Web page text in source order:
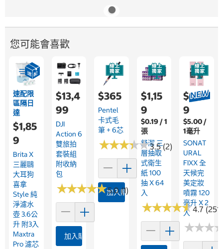
您可能會喜歡
速配限
區隔日
達
$1,85
9
Brita X
三麗鷗
大耳狗
喜拿
Style 純
淨濾水
壺 3.6公
升 附3入
Maxtra
Pro 濾芯
$13,4
99
DJI
Action 6
雙旅拍
套裝組
附收納
包
★★★★★
★★★★★5.0 (1)
加入購物車
$365
Pentel
卡式毛
筆 + 6芯
★★★★★
★★★★★3.5 (2)
加入購物車
$1,15
9
$0.19 / 1
張
舒潔 三
層抽取
式衛生
紙 100
抽 X 64
入
★★★★★
★★★★★4.7
$1,19
9
$5.00 /
1毫升
SONAT
URAL
FIXX 全
天候完
美定妝
噴霧 120
毫升 X 2
入
★★★
★★★